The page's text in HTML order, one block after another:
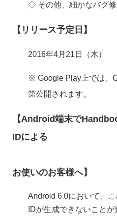
◇ その他、細かなバグ修
【リリース予定日】
2016年4月21日（木）
※ Google Play上では、
第公開されます。
【Android端末で
IDによる
接続制
お使いのお客様へ】
Android 6.0において、
IDが生成できないこと